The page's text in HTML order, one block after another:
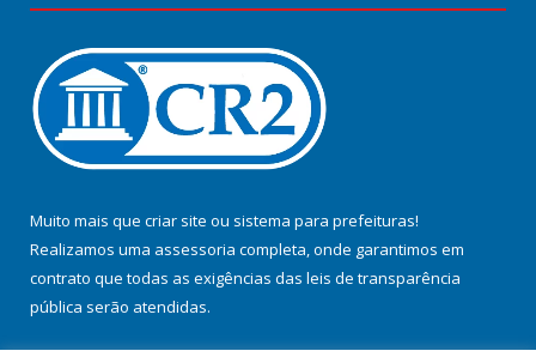
Muito mais que criar site ou sistema para prefeituras!
Realizamos uma assessoria completa, onde garantimos em
contrato que todas as exigências das leis de transparência
pública serão atendidas.